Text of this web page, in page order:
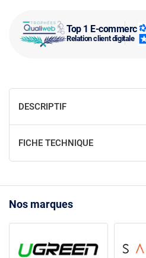
Top 1 E-commerce
Relation client digitale
DESCRIPTIF
FICHE TECHNIQUE
Nos marques